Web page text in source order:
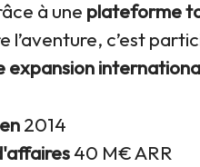
à une plateforme
l’aventure, c’est
expansion
2014
40 M€ ARR